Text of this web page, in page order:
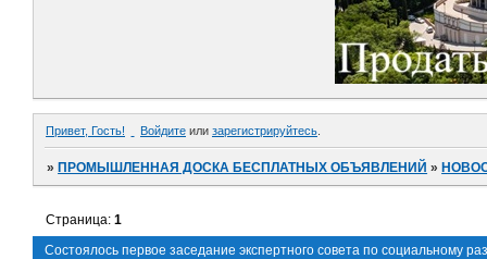
Привет, Гость! Войдите или зарегистрируйтесь
»ПРОМЫШЛЕННАЯ ДОСКА БЕСПЛАТНЫХ ОБЪЯВЛЕНИЙ »
Состоялось первое заседание экспертного совета по социальному
Страница:1